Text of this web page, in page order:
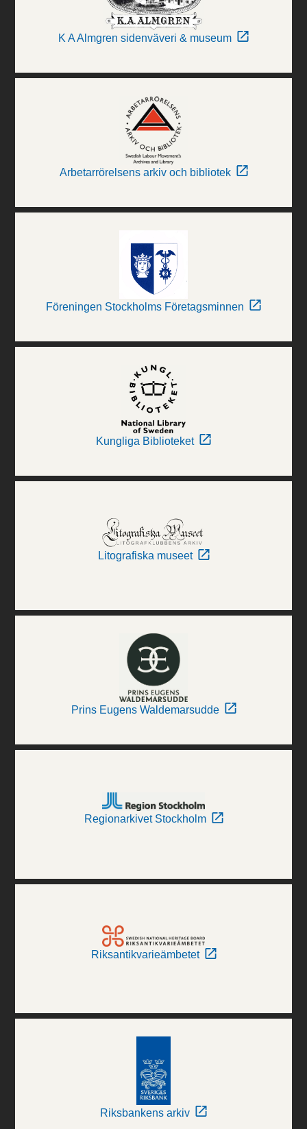
K A Almgren sidenväveri & museum
Arbetarrörelsens arkiv och bibliotek
Föreningen Stockholms Företagsminnen
Kungliga Biblioteket
Litografiska museet
Prins Eugens Waldemarsudde
Regionarkivet Stockholm
Riksantikvarieämbetet
Riksbankens arkiv